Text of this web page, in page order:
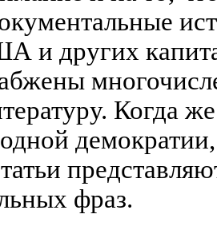
и других
Когда
фраз.